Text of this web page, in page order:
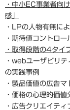
・中小EC事業者向
感」
・LPの人物有無に
・期待値コントロー
・取得段階の4タイ
・webユーザビリ
の実践事例
・製品価値の広告マ
・価格の心理的価値
・広告クリエイティ